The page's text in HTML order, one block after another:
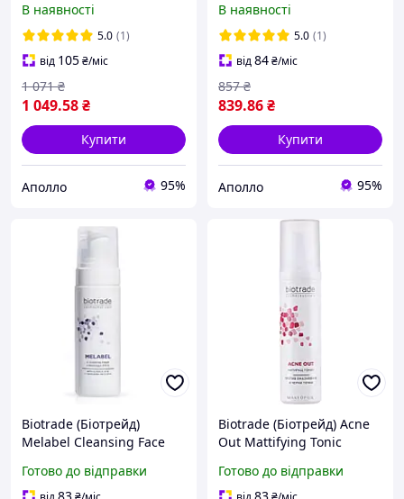
проблемної шкіри з
запальними формами
акне, 60 мл
В наявності
5.0 (1)
від 105₴/міс
1 049.58₴
1 071 ₴
Купити
Аполло 95%
заспокійливий крем для
проблемної шкіри
обличчя, 60 мл
В наявності
5.0 (1)
від84₴/міс
839.86₴
857 ₴
Купити
Аполло 95%
Biotrade (Біотрейд)
Melabel Cleansing Face
з відбілювальним
Готово до відправки
Biotrade (Біотрейд) Acne
Out Mattifying Tonic
жирної та проблемної
Готово до відправки